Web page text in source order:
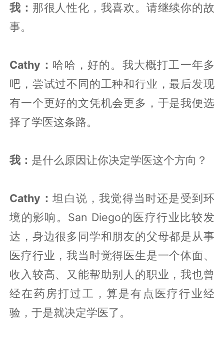
我： 那很人性化，我喜欢。请继续你的故
事。
Cathy： 哈哈，好的。我大概打工一年多
吧，尝试过不同的工种和行业，最后发现
有一个更好的文凭机会更多，于是我便选
择了学医这条路。
我： 是什么原因让你决定学医这个方向？
Cathy：坦白说，我觉得当时还是受到环
境的影响。San Diego的医疗行业比较发
达，身边很多同学和朋友的父母都是从事
医疗行业，我当时觉得医生是一个体面、
收入较高、又能帮助别人的职业，我也曾
经在药房打过工，算是有点医疗行业经
验，于是就决定学医了。